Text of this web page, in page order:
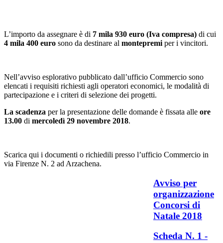
L’importo da assegnare è di 7 mila 930 euro (Iva compresa) di cui
4 mila 400 euro sono da destinare al montepremi per i vincitori.
Nell’avviso esplorativo pubblicato dall’ufficio Commercio sono
elencati i requisiti richiesti agli operatori economici, le modalità di
partecipazione e i criteri di selezione dei progetti.
La scadenza per la presentazione delle domande è fissata alle ore
13.00 di mercoledì 29 novembre 2018.
Scarica qui i documenti o richiedili presso l’ufficio Commercio in
via Firenze N. 2 ad Arzachena.
Avviso per
organizzazione
Concorsi di
Natale 2018
Scheda N. 1 -